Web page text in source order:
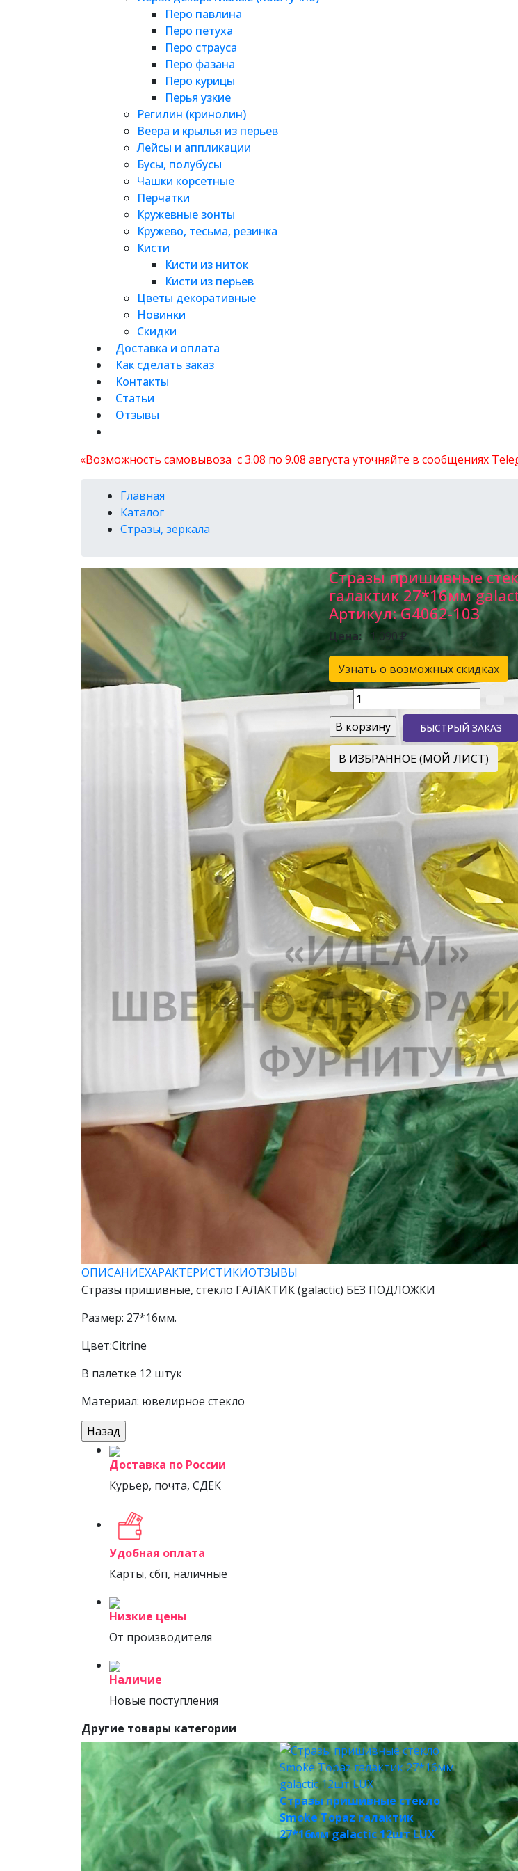
Перо павлина
Перо петуха
Перо страуса
Перо фазана
Перо курицы
Перья узкие
Регилин (кринолин)
Веера и крылья из перьев
Лейсы и аппликации
Бусы, полубусы
Чашки корсетные
Перчатки
Кружевные зонты
Кружево, тесьма, резинка
Кисти
Кисти из ниток
Кисти из перьев
Цветы декоративные
Новинки
Скидки
Доставка и оплата
Как сделать заказ
Контакты
Статьи
Отзывы
«Возможность самовывоза с 3.08 по 9.08 августа уточняйте в сообщениях
Главная
Каталог
Стразы, зеркала
Стразы пришивные
галактик 27*16мм
Артикул:G4062-103
Цена: 1 090 ₽
Узнать о возможных скидках
БЫСТРЫЙ ЗАКАЗ
В ИЗБРАННОЕ (МОЙ ЛИСТ)
ОПИСАНИЕХАРАКТЕРИСТИКИОТЗЫВЫ
Стразы пришивные, стекло ГАЛАКТИК (galactic) БЕЗ ПОДЛОЖКИ
Размер: 27*16мм.
Цвет:Citrine
В палетке 12 штук
Материал: ювелирное стекло
Доставка по России
Курьер, почта, СДЕК
Удобная оплата
Карты, сбп, наличные
Низкие цены
От производителя
Наличие
Новые поступления
Другие товары категории
Стразы пришивные стекло
Smoke Topaz галактик
27*16мм galactic 12шт LUX